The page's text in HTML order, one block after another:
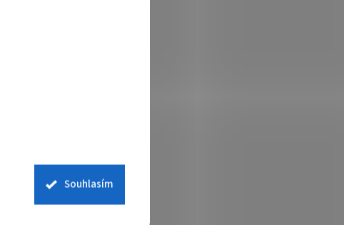
Souhlasím